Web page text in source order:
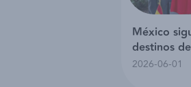
México
destinos
2026-06-01